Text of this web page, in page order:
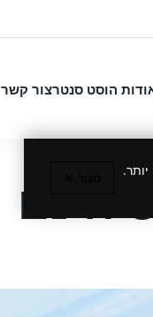
הוסט סנטרצור קשר
חינם